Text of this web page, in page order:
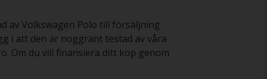
av Volkswagen Polo till försäljning
i att den är noggrant testad av våra
Om du vill finansiera ditt köp genom